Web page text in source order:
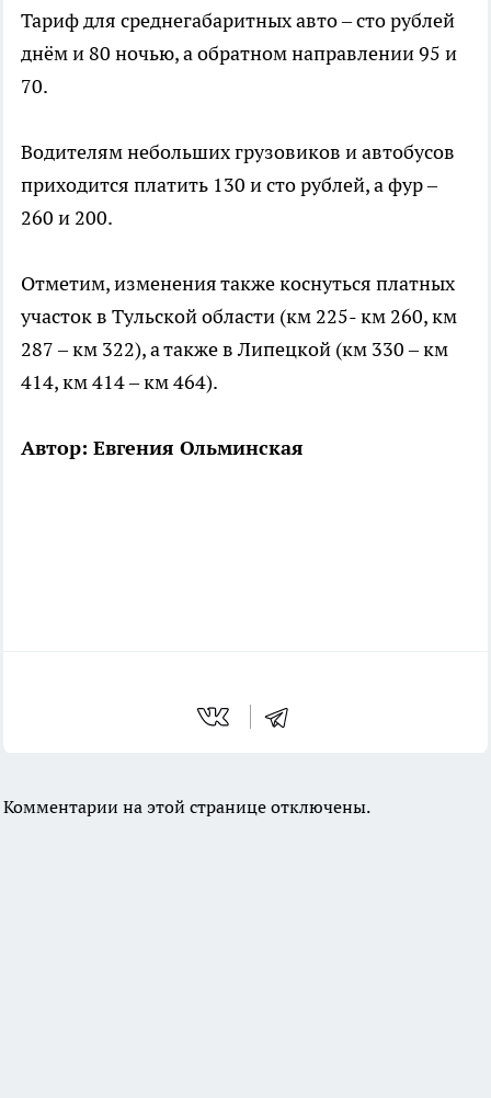
Тариф для среднегабаритных авто – сто рублей
днём и 80 ночью, а обратном направлении 95 и
70.
Водителям небольших грузовиков и автобусов
приходится платить 130 и сто рублей, а фур –
260 и 200.
Отметим, изменения также коснуться платных
участок в Тульской области (км 225- км 260, км
287 – км 322), а также в Липецкой (км 330 – км
414, км 414 – км 464).
Автор: Евгения Ольминская
Комментарии на этой странице отключены.